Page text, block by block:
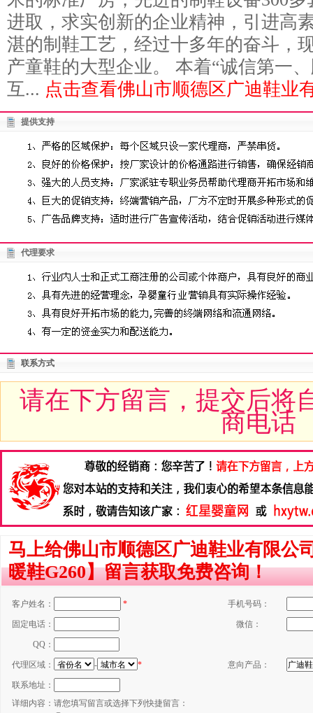
进取，求实创新的企业精神，引进高
湛的制鞋工艺，经过十多年的奋斗，
产童鞋的大型企业。 本着“诚信第一
互... 点击查看佛山市顺德区广迪鞋业
提供支持
代理要求
联系方式
请在下方留言，提交后将
商电话
马上给佛山市顺德区广迪鞋业有限公
暖鞋G260】留言获取免费咨询！
客户姓名： * 手机号码：
固定电话： 微信：
QQ：
代理区域： - * 意向产品：
联系地址：
详细内容： 请您填写留言或选择下列快捷留言：